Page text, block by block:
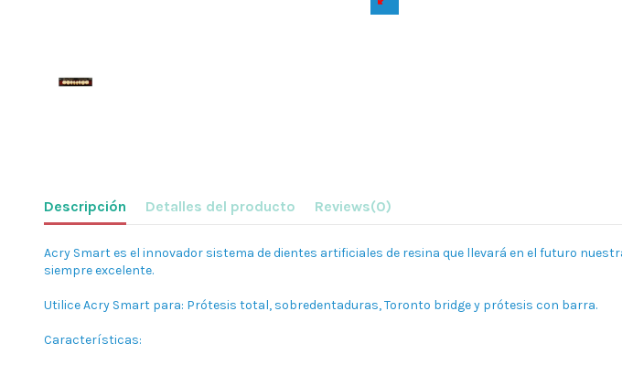
Descripción Detalles del producto Reviews(0)
Acry Smart es el innovador sistema de dientes artificiales de resina que llevará en el futuro
siempre excelente.
Utilice Acry Smart para: Prótesis total, sobredentaduras, Toronto bridge y prótesis con barra.
Características: